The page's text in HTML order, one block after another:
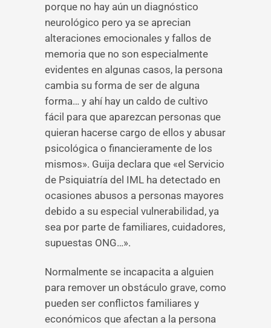
porque no hay aún un diagnóstico
neurológico pero ya se aprecian
alteraciones emocionales y fallos de
memoria que no son especialmente
evidentes en algunas casos, la persona
cambia su forma de ser de alguna
forma… y ahí hay un caldo de cultivo
fácil para que aparezcan personas que
quieran hacerse cargo de ellos y abusar
psicológica o financieramente de los
mismos». Guija declara que «el Servicio
de Psiquiatría del IML ha detectado en
ocasiones abusos a personas mayores
debido a su especial vulnerabilidad, ya
sea por parte de familiares, cuidadores,
supuestas ONG…».
Normalmente se incapacita a alguien
para remover un obstáculo grave, como
pueden ser conflictos familiares y
económicos que afectan a la persona